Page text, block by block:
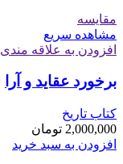
مقایسه
مشاهده سریع
افزودن به علاقه مندی
برخورد عقاید و آرا
کتاب تاریخ
2,000,000 تومان
افزودن به سبد خرید